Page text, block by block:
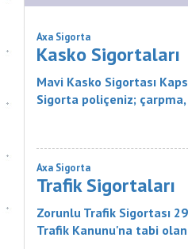
Axa Sigorta
Kasko Sigortaları
Mavi Kasko Sigortası
Sigorta poliçeniz;
Axa Sigorta
Trafik Sigortaları
Zorunlu Trafik Sigortası
Trafik Kanunu'na tabi